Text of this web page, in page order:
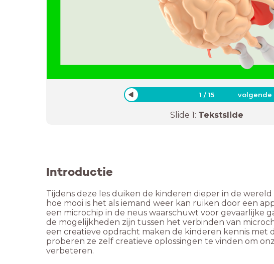
1 /15 volgende
Slide 1: Tekstslide
Introductie
Tijdens deze les duiken de kinderen dieper in de
hoe mooi is het als iemand weer kan ruiken door een
een microchip in de neus waarschuwt voor gevaarlijke
de mogelijkheden zijn tussen het verbinden van
een creatieve opdracht maken de kinderen kennis met
proberen ze zelf creatieve oplossingen te vinden om
verbeteren.